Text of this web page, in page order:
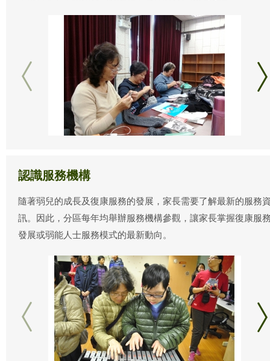
認識服務機構
隨著弱兒的成長及復康服務的發展，家長需要了解最新的服務
訊。因此，分區每年均舉辦服務機構參觀，讓家長掌握復康服
發展或弱能人士服務模式的最新動向。